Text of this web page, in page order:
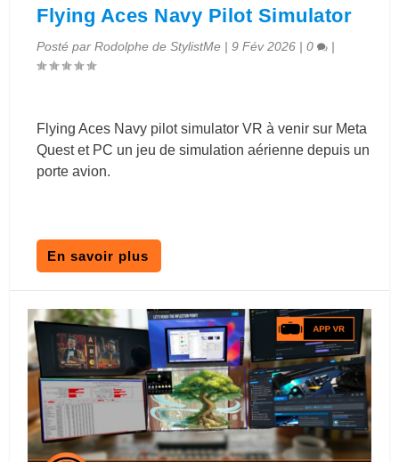
Flying Aces Navy Pilot Simulator
Posté parRodolphe de StylistMe |9 Fév 2026 |0 |
Flying Aces Navy pilot simulator VR à venir sur Meta
Quest et PC un jeu de simulation aérienne depuis un
porte avion.
En savoir plus